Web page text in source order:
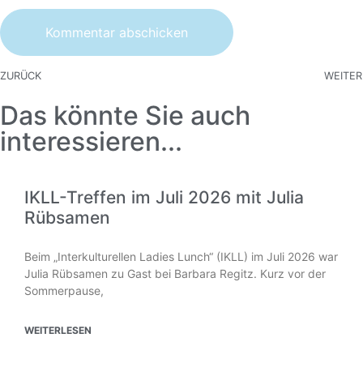
ZURÜCK WEITER
Das könnte Sie auch
interessieren...
IKLL-Treffen im Juli 2026 mit Julia
Rübsamen
Beim „Interkulturellen Ladies Lunch“ (IKLL) im Juli 2026 war
Julia Rübsamen zu Gast bei Barbara Regitz. Kurz vor der
Sommerpause,
WEITERLESEN